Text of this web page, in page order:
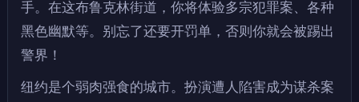
手。在这布鲁克林街道，你将体验多宗犯罪案、各种
黑色幽默等。别忘了还要开罚单，否则你就会被踢出
警界！
纽约是个弱肉强食的城市。扮演遭人陷害成为谋杀案